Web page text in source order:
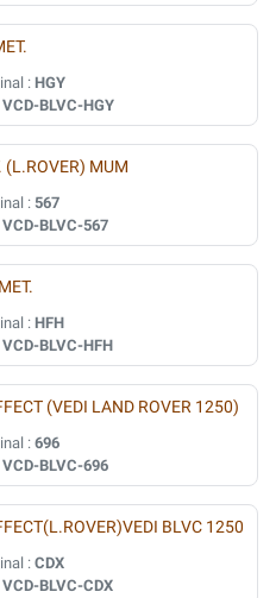
: HGY
VCD-BLVC-HGY
(L.ROVER) MUM
: 567
VCD-BLVC-567
: HFH
VCD-BLVC-HFH
(VEDI LAND ROVER 1250)
: 696
VCD-BLVC-696
BLVC 1250
: CDX
VCD-BLVC-CDX